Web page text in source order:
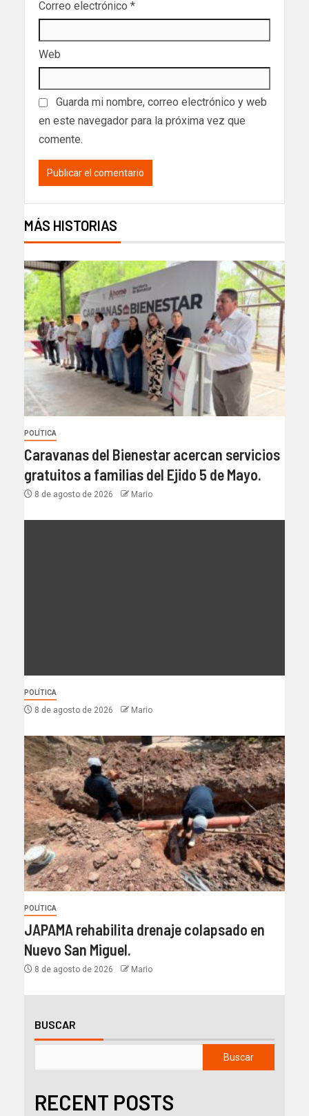
Correo electrónico *
Web
Guarda mi nombre, correo electrónico y web
en este navegador para la próxima vez que
comente.
MÁS HISTORIAS
POLÍTICA
Caravanas del Bienestar acercan servicios
gratuitos a familias del Ejido 5 de Mayo.
8 de agosto de 2026 Mario
POLÍTICA
8 de agosto de 2026 Mario
POLÍTICA
JAPAMA rehabilita drenaje colapsado en
Nuevo San Miguel.
8 de agosto de 2026 Mario
BUSCAR
Buscar
RECENT POSTS